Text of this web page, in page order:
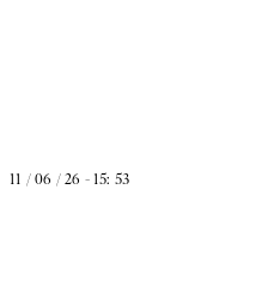
11 / 06 / 26 - 15: 53